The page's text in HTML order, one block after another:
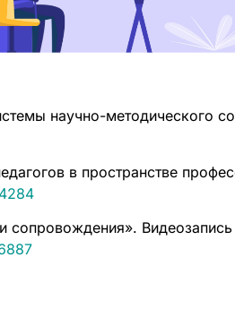
научно-методического
в пространстве
сопровождения».